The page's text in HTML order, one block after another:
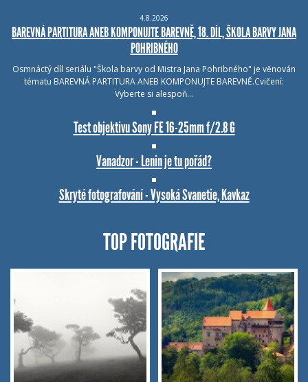
4.8.2026
BAREVNÁ PARTITURA ANEB KOMPONUJTE BAREVNĚ, 18. DÍL, ŠKOLA BARVY JANA
POHRIBNÉHO
Osmnáctý díl seriálu "Škola barvy od Mistra Jana Pohribného" je věnován
tématu BAREVNÁ PARTITURA ANEB KOMPONUJTE BAREVNĚ.Cvičení:
Vyberte si alespoň…
Test objektivu Sony FE 16-25mm f/2.8 G
Vanadzor - Lenin je tu pořád?
Skryté fotografování - Vysoká Svanetie, Kavkaz
TOP FOTOGRAFIE